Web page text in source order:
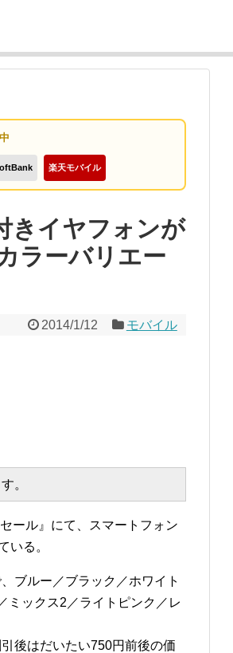
楽天モバイル
きイヤフォンが
ラーバリエー
2014/1/12 モバイル
。
ール』にて、スマートフォン
いる。
ブルー／ブラック／ホワイト
ミックス2／ライトピンク／レ
後はだいたい750円前後の価